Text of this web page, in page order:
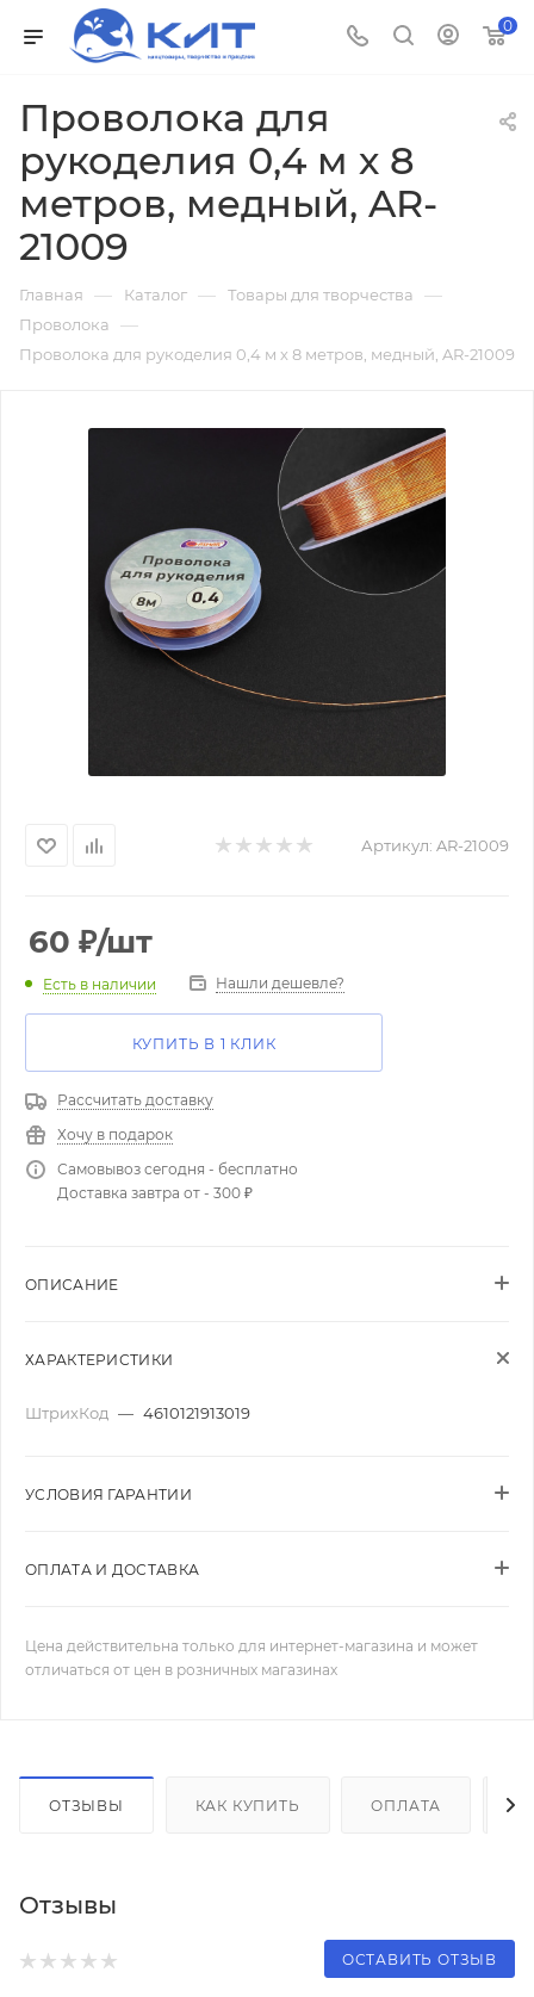
0
Проволока для
рукоделия 0,4 м х 8
метров, медный, AR-
21009
Главная — Каталог — Товары для творчества —
Проволока —
Проволока для рукоделия 0,4 м х 8 метров, медный, AR-21009
Артикул: AR-21009
60 ₽/шт
Есть в наличии Нашли дешевле?
КУПИТЬ В 1 КЛИК
Рассчитать доставку
Хочу в подарок
Самовывоз сегодня - бесплатно
Доставка завтра от - 300 ₽
ОПИСАНИЕ
ХАРАКТЕРИСТИКИ
ШтрихКод — 4610121913019
УСЛОВИЯ ГАРАНТИИ
ОПЛАТА И ДОСТАВКА
Цена действительна только для интернет-магазина и может
отличаться от цен в розничных магазинах
ОТЗЫВЫ КАК КУПИТЬ ОПЛАТА
Отзывы
ОСТАВИТЬ ОТЗЫВ